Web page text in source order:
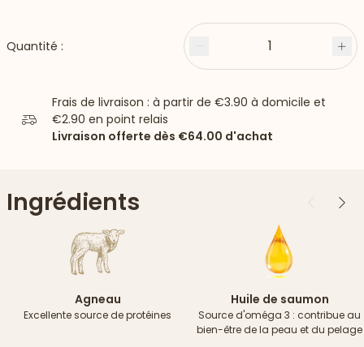
Quantité : Moins 1
Frais de livraison : à partir de €3.90 à domicile et
€2.90 en point relais
Livraison offerte dès €64.00 d'achat
Ingrédients Précédent
Agneau
Excellente source de protéines
Huile de saumon
Source d'oméga 3 : contribue au
bien-être de la peau et du pelage